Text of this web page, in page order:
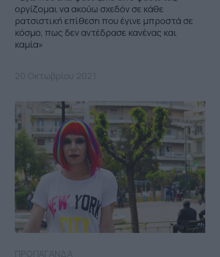
οργίζομαι να ακούω σχεδόν σε κάθε
ρατσιστική επίθεση που έγινε μπροστά σε
κόσμο, πως δεν αντέδρασε κανένας και
καμία»